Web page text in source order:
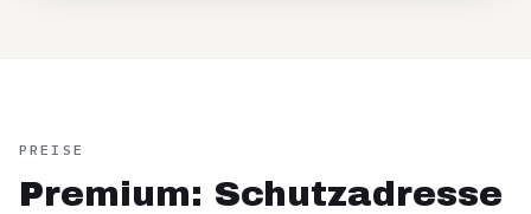
PREISE
Premium: Schutzadresse